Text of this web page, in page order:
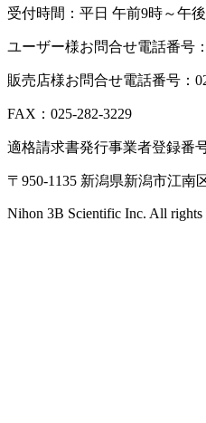
受付時間：平日 午前9時～午
ユーザー様お問合せ電話番号
販売店様お問合せ電話番号：
FAX：025-282-3229
適格請求書発行事業者登録番
〒950-1135 新潟県新潟市江南
Nihon 3B Scientific Inc. All rights